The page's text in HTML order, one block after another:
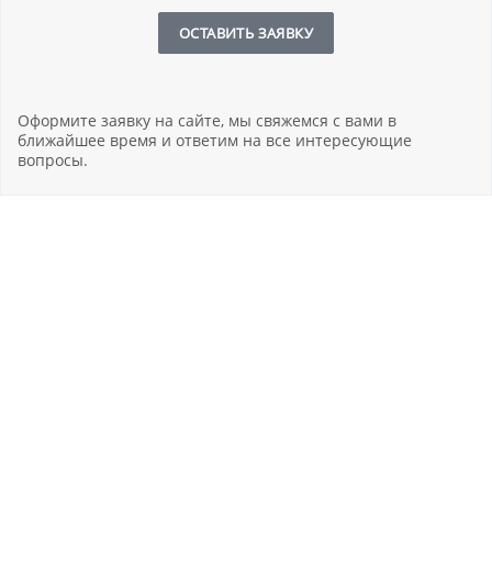
ОСТАВИТЬ ЗАЯВКУ
Оформите заявку на сайте, мы свяжемся с вами в
ближайшее время и ответим на все интересующие
вопросы.